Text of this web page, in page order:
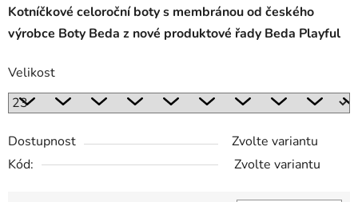
Kotníčkové celoroční boty s membránou od českého
výrobce Boty Beda z nové produktové řady Beda Playful
Velikost
Dostupnost
Zvolte variantu
Kód:
Zvolte variantu